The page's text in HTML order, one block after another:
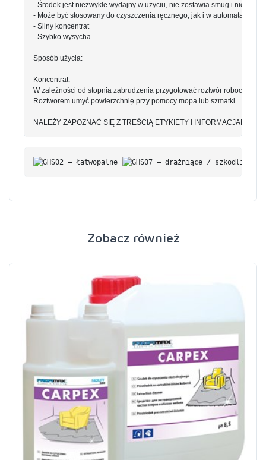
- Środek jest niezwykle wydajny w użyciu, nie zostawia smug i nie
- Może być stosowany do czyszczenia ręcznego, jak i w automatach
- Silny koncentrat
- Szybko wysycha
Sposób użycia:
Koncentrat.
W zależności od stopnia zabrudzenia przygotować roztwór roboczy
Roztworem umyć powierzchnię przy pomocy mopa lub szmatki.
NALEŻY ZAPOZNAĆ SIĘ Z TREŚCIĄ ETYKIETY I INFORMACJAMI O
Zobacz również